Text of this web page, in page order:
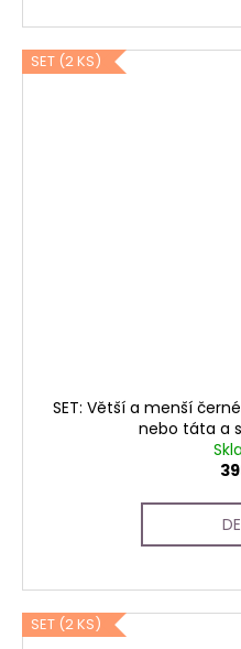
SET (2 KS)
SET: Větší a menší
nebo táta a
SET (2 KS)